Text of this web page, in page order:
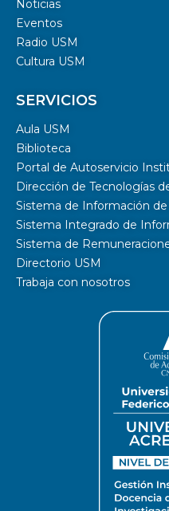
Noticias
Eventos
Radio USM
Cultura USM
SERVICIOS
Aula USM
Biblioteca
Portal de Autoservicio
Dirección de Tecnologías
Sistema de Información
Sistema Integrado de
Sistema de
Directorio USM
Trabaja con nosotros